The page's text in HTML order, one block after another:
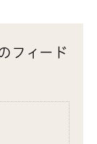
フィード